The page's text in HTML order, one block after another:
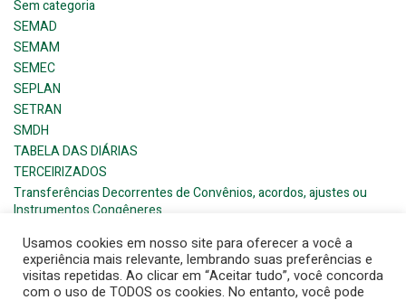
Sem categoria
SEMAD
SEMAM
SEMEC
SEPLAN
SETRAN
SMDH
TABELA DAS DIÁRIAS
TERCEIRIZADOS
Transferências Decorrentes de Convênios, acordos, ajustes ou
Instrumentos Congêneres
Usamos cookies em nosso site para oferecer a você a
experiência mais relevante, lembrando suas preferências e
visitas repetidas. Ao clicar em “Aceitar tudo”, você concorda
com o uso de TODOS os cookies. No entanto, você pode